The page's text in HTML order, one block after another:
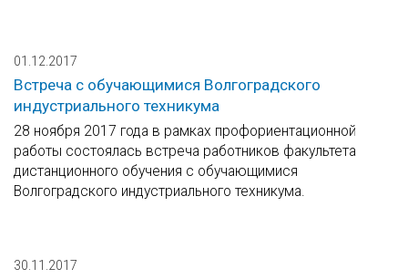
01.12.2017
Встреча с обучающимися Волгоградского
индустриального техникума
28 ноября 2017 года в рамках профориентационной
работы состоялась встреча работников факультета
дистанционного обучения с обучающимися
Волгоградского индустриального техникума.
30.11.2017